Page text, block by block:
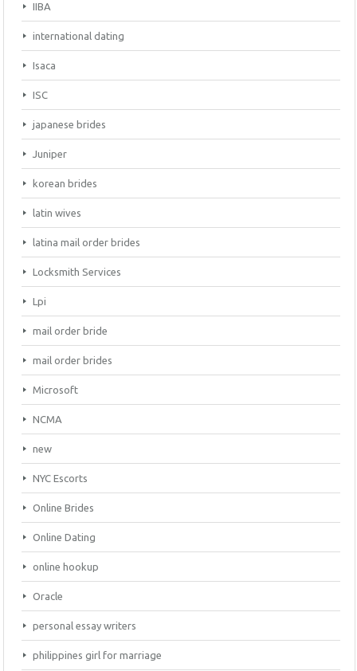
IIBA
international dating
Isaca
ISC
japanese brides
Juniper
korean brides
latin wives
latina mail order brides
Locksmith Services
Lpi
mail order bride
mail order brides
Microsoft
NCMA
new
NYC Escorts
Online Brides
Online Dating
online hookup
Oracle
personal essay writers
philippines girl for marriage